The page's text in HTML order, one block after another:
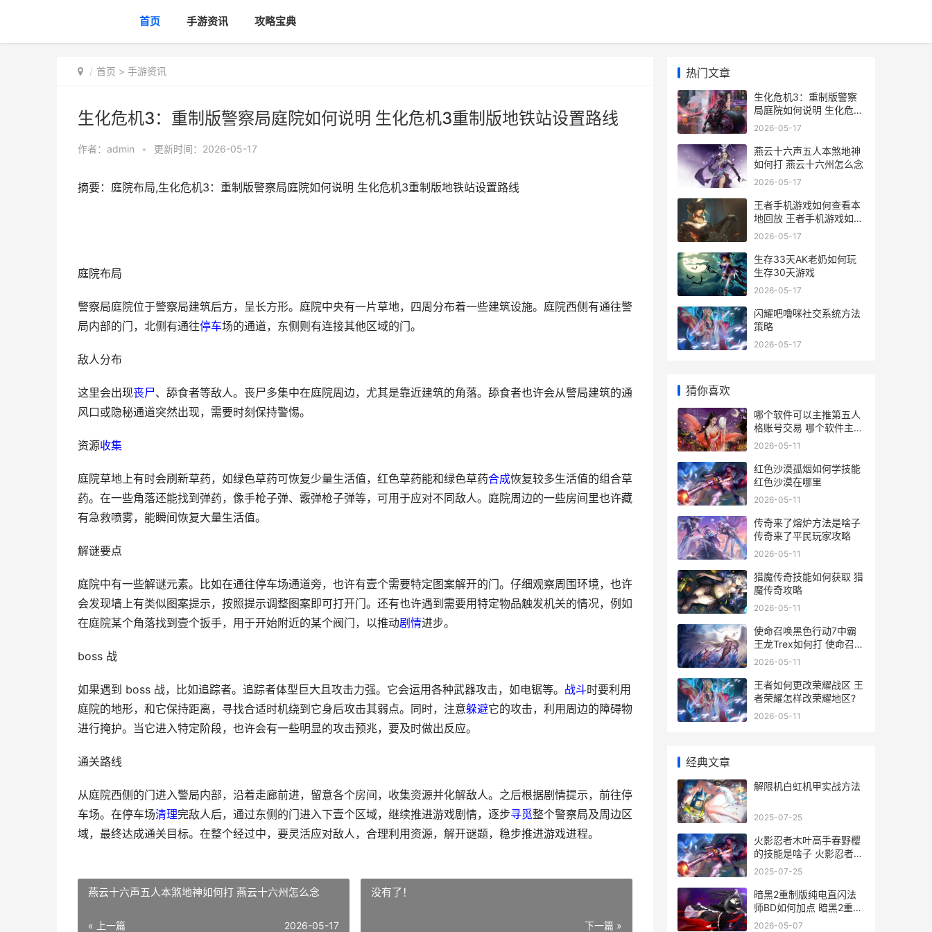
首页 手游资讯 攻略宝典
首页 > 手游资讯
生化危机3：重制版警察局庭院如何说明 生化危机3重制版地铁站设置路线
作者： admin • 更新时间：2026-05-17
摘要：庭院布局,生化危机3：重制版警察局庭院如何说明 生化危机3重制版地铁站设置路线
庭院布局
警察局庭院位于警察局建筑后方，呈长方形。庭院中央有一片草地，四周分布着一些建筑设施。庭院西侧有通往警
局内部的门，北侧有通往停车场的通道，东侧则有连接其他区域的门。
敌人分布
这里会出现丧尸、舔食者等敌人。丧尸多集中在庭院周边，尤其是靠近建筑的角落。舔食者也许会从警局建筑的通
风口或隐秘通道突然出现，需要时刻保持警惕。
资源收集
庭院草地上有时会刷新草药，如绿色草药可恢复少量生活值，红色草药能和绿色草药合成恢复较多生活值的组合草
药。在一些角落还能找到弹药，像手枪子弹、霰弹枪子弹等，可用于应对不同敌人。庭院周边的一些房间里也许藏
有急救喷雾，能瞬间恢复大量生活值。
解谜要点
庭院中有一些解谜元素。比如在通往停车场通道旁，也许有壹个需要特定图案解开的门。仔细观察周围环境，也许
会发现墙上有类似图案提示，按照提示调整图案即可打开门。还有也许遇到需要用特定物品触发机关的情况，例如
在庭院某个角落找到壹个扳手，用于开始附近的某个阀门，以推动剧情进步。
boss 战
如果遇到 boss 战，比如追踪者。追踪者体型巨大且攻击力强。它会运用各种武器攻击，如电锯等。 战斗时要利用
庭院的地形，和它保持距离，寻找合适时机绕到它身后攻击其弱点。同时，注意躲避它的攻击，利用周边的障碍物
进行掩护。当它进入特定阶段，也许会有一些明显的攻击预兆，要及时做出反应。
通关路线
从庭院西侧的门进入警局内部，沿着走廊前进，留意各个房间，收集资源并化解敌人。之后根据剧情提示，前往停
车场。在停车场清理完敌人后，通过东侧的门进入下壹个区域，继续推进游戏剧情，逐步寻觅整个警察局及周边区
域，最终达成通关目标。在整个经过中，要灵活应对敌人，合理利用资源，解开谜题，稳步推进游戏进程。
燕云十六声五人本煞地神如何打 燕云十六州怎么念
« 上一篇 2026-05-17
没有了！
下一篇 »
热门文章
生化危机3：重制版警察
局庭院如何说明 生化危机
3重制版地铁站设置路线
2026-05-17
燕云十六声五人本煞地神
如何打 燕云十六州怎么念
2026-05-17
王者手机游戏如何查看本
地回放 王者手机游戏如何
退出
2026-05-17
生存33天AK老奶如何玩
生存30天游戏
2026-05-17
闪耀吧噜咪社交系统方法
策略
2026-05-17
猜你喜欢
哪个软件可以主推第五人
格账号交易 哪个软件主题
好看免费
2026-05-11
红色沙漠孤烟如何学技能
红色沙漠在哪里
2026-05-11
传奇来了熔炉方法是啥子
传奇来了平民玩家攻略
2026-05-11
猎魔传奇技能如何获取 猎
魔传奇攻略
2026-05-11
使命召唤黑色行动7中霸
王龙Trex如何打 使命召唤
黑色行动3好玩吗
2026-05-11
王者如何更改荣耀战区 王
者荣耀怎样改荣耀地区?
2026-05-11
经典文章
解限机白虹机甲实战方法
2025-07-25
火影忍者木叶高手春野樱
的技能是啥子 火影忍者木
叶高手上线时间
2025-07-25
暗黑2重制版纯电直闪法
师BD如何加点 暗黑2重制
版纯招死灵毕业装备
2026-05-07